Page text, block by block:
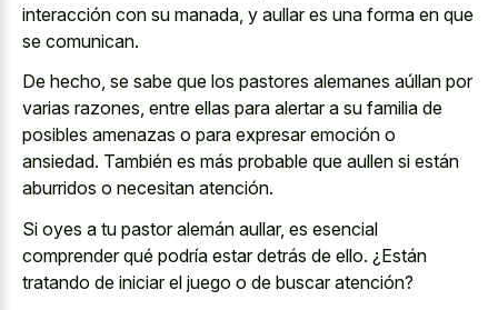
interacción con su manada, y aullar es una forma en que
se comunican.
De hecho, se sabe que los pastores alemanes aúllan por
varias razones, entre ellas para alertar a su familia de
posibles amenazas o para expresar emoción o
ansiedad. También es más probable que aullen si están
aburridos o necesitan atención.
Si oyes a tu pastor alemán aullar, es esencial
comprender qué podría estar detrás de ello. ¿Están
tratando de iniciar el juego o de buscar atención?